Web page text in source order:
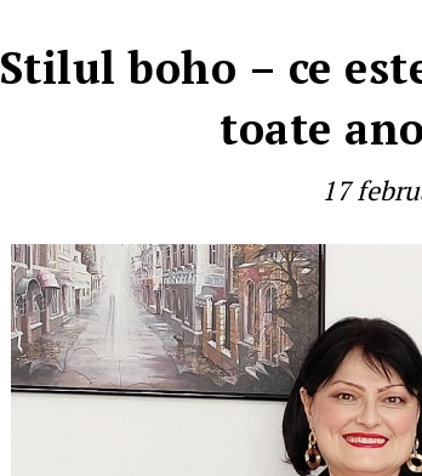
Stilul boho – ce
toate
17